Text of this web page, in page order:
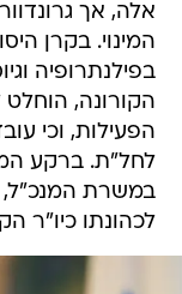
אלה, אך
המינוי. בקרן
בפילנתרופיה
הקורונה, הוחלט
הפעילות, וכי
לחל"ת. ברקע
במשרת המנכ"ל,
לכהונתו כיו"ר